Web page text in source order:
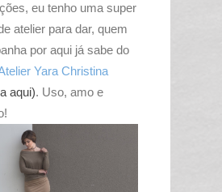
eu tenho uma super
atelier para dar, quem
por aqui já sabe do
Yara Christina
aqui). Uso, amo e